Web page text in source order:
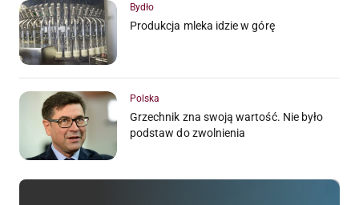
Bydło
Produkcja mleka idzie w górę
Polska
Grzechnik zna swoją wartość. Nie było
podstaw do zwolnienia